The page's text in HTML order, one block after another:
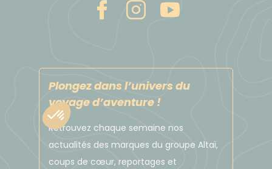
L'unité monétaire est le dollar namibien.
Vous pouvez changer environ 200 € pour vos
dépenses personnelles.
Offrir des présents aux pasteurs Himbas avant de
Plongez dans l’univers du
voyage d’aventure !
Retrouvez chaque semaine nos
actualités des marques du groupe Altaï,
coups de cœur, reportages et